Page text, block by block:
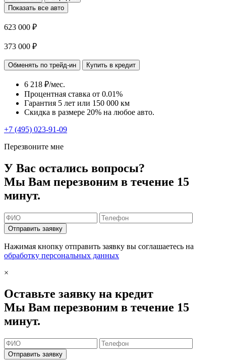
Показать все авто
623 000 ₽
373 000 ₽
Обменять по трейд-ин Купить в кредит
6 218 ₽/мес.
Процентная ставка от 0.01%
Гарантия 5 лет или 150 000 км
Скидка в размере 20% на любое авто.
+7 (495) 023-91-09
Перезвоните мне
У Вас остались вопросы?
Мы Вам перезвоним в течение 15
минут.
Отправить заявку
Нажимая кнопку отправить заявку вы соглашаетесь на
обработку персональных данных
×
Оставьте заявку на кредит
Мы Вам перезвоним в течение 15
минут.
Отправить заявку